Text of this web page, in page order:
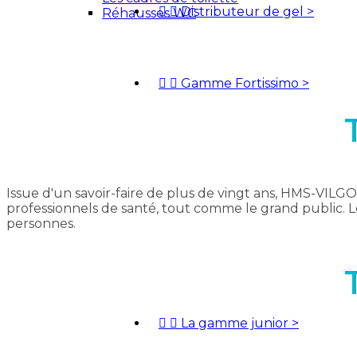
  Distributeur de gel >
  Gamme Fortissimo >
  La gamme junior >
Réhausses WC
Issue d'un savoir-faire de plus de vingt ans, HMS-
professionnels de santé, tout comme le grand public.
personnes.